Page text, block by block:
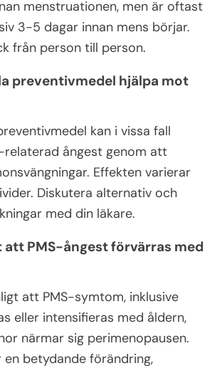
menstruationen, men är oftast
3-5 dagar innan mens börjar.
från person till person.
preventivmedel hjälpa mot
kan i vissa fall
relaterad ångest genom att
Effekten varierar
Diskutera alternativ och
med din läkare.
PMS-ångest förvärras med
att PMS-symtom, inklusive
eller intensifieras med åldern,
närmar sig perimenopausen.
en betydande förändring,